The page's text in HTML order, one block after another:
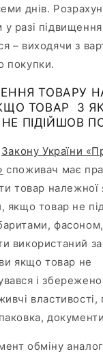
днів.
разі
– виходячи з
покупки.
ТОВАРУ
ТОВАР З
ПІДІЙШОВ
Закону України
споживач має
товар належної
якщо товар не
використаний
якщо товар не
і
обміну